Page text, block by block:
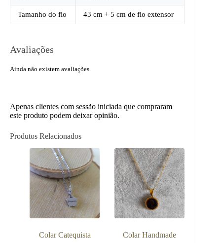
Tamanho do fio 43 cm + 5 cm de fio extensor
Avaliações
Ainda não existem avaliações.
Apenas clientes com sessão iniciada que compraram
este produto podem deixar opinião.
Produtos Relacionados
Colar Catequista
Colar Handmade